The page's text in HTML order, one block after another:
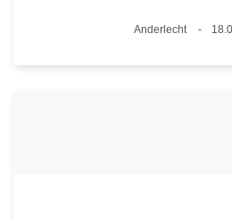
Lieux
Anderlecht